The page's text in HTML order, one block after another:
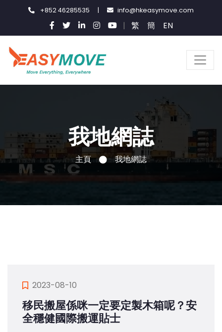
+852 46285535 | info@hkeasymove.com
| 繁 簡 EN
我地網誌
主頁 我地網誌
2023-08-10
移民搬屋係咪一定要定製木箱呢？安
全穩健國際搬運貼士